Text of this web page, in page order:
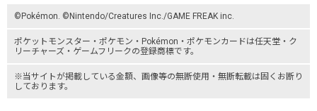
©Pokémon. ©Nintendo/Creatures Inc./GAME FREAK inc.
ポケットモンスター ・ポケモン・Pokémon・ ポケモンカードは任天堂・ ク
リーチャーズ ・ ゲームフリークの登録商標です。
※当サイトが掲載している金額、画像等の無断使用・無断転載は固くお断り
しております。